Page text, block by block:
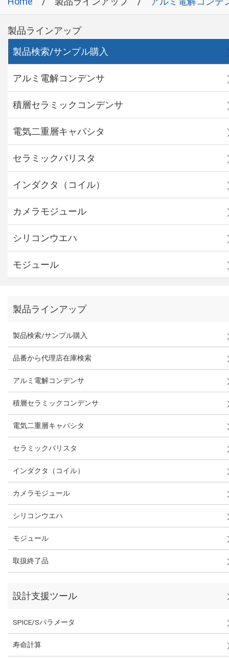
製品ラインアップ
製品検索/サンプル購入
アルミ電解コンデンサ
積層セラミックコンデンサ
電気二重層キャパシタ
セラミックバリスタ
インダクタ（コイル）
カメラモジュール
シリコンウエハ
モジュール
製品ラインアップ
製品検索/サンプル購入
品番から代理店在庫検索
アルミ電解コンデンサ
積層セラミックコンデンサ
電気二重層キャパシタ
セラミックバリスタ
インダクタ（コイル）
カメラモジュール
シリコンウエハ
モジュール
取扱終了品
設計支援ツール
SPICE/Sパラメータ
寿命計算